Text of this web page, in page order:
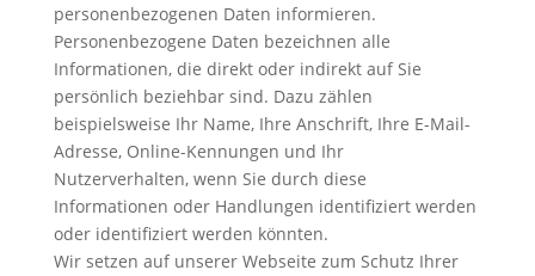
personenbezogenen Daten informieren.
Personenbezogene Daten bezeichnen alle
Informationen, die direkt oder indirekt auf Sie
persönlich beziehbar sind. Dazu zählen
beispielsweise Ihr Name, Ihre Anschrift, Ihre E-Mail-
Adresse, Online-Kennungen und Ihr
Nutzerverhalten, wenn Sie durch diese
Informationen oder Handlungen identifiziert werden
oder identifiziert werden könnten.
Wir setzen auf unserer Webseite zum Schutz Ihrer